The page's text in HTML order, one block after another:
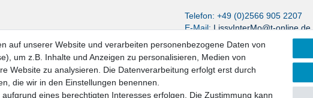
Telefon: +49 (0)2566 905 2207
E-Mail: LissyInterMo@t-online.de
auf unserer Website und verarbeiten personenbezogene Daten von
um z.B. Inhalte und Anzeigen zu personalisieren, Medien von
Website zu analysieren. Die Datenverarbeitung erfolgt erst durch
die wir in den Einstellungen benennen.
eines berechtigten Interesses erfolgen. Die Zustimmung kann